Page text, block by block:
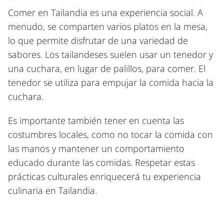
Comer en Tailandia es una experiencia social. A
menudo, se comparten varios platos en la mesa,
lo que permite disfrutar de una variedad de
sabores. Los tailandeses suelen usar un tenedor y
una cuchara, en lugar de palillos, para comer. El
tenedor se utiliza para empujar la comida hacia la
cuchara.
Es importante también tener en cuenta las
costumbres locales, como no tocar la comida con
las manos y mantener un comportamiento
educado durante las comidas. Respetar estas
prácticas culturales enriquecerá tu experiencia
culinaria en Tailandia.